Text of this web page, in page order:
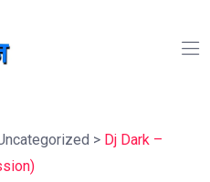
> Dj Dark –